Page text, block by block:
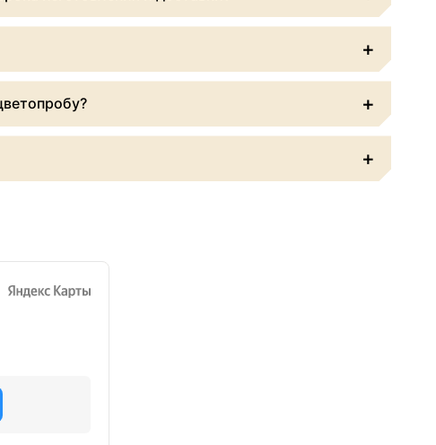
всегда озвучивается заранее.
+
за вас счёт разными транспортными компаниями:
+
или мы отправим вам фото.
+